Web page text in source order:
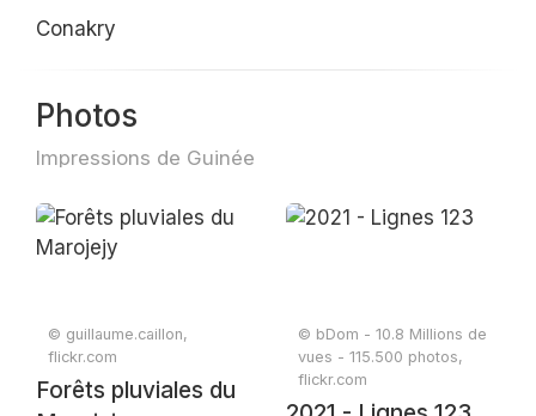
Conakry
Photos
Impressions de Guinée
© guillaume.caillon,
flickr.com
Forêts pluviales du
© bDom - 10.8 Millions de
vues - 115.500 photos,
flickr.com